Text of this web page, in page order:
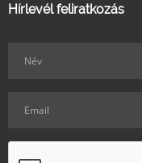
Hírlevél feliratkozás